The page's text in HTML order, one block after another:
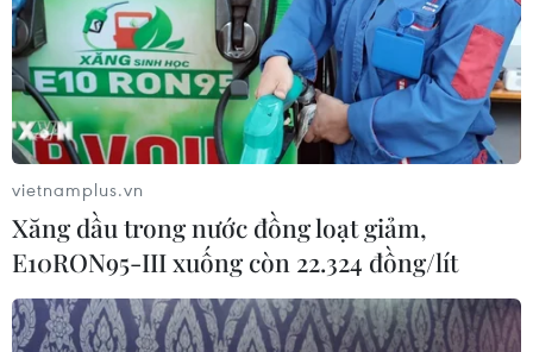
#Xe tăng #Tunisia
#Phần tử khủng bố
#Vùng chiến sự
#Binh sỹ #Al-Qaeda Tunisia
Theo dõi VietnamPlus
vietnamplus.vn
Xăng dầu trong nước đồng loạt giảm,
E10RON95-III xuống còn 22.324 đồng/lít